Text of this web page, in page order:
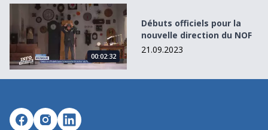
Débuts officiels pour la nouvelle direction du NOF
00:02:32
Débuts officiels pour la
nouvelle direction du NOF
21.09.2023